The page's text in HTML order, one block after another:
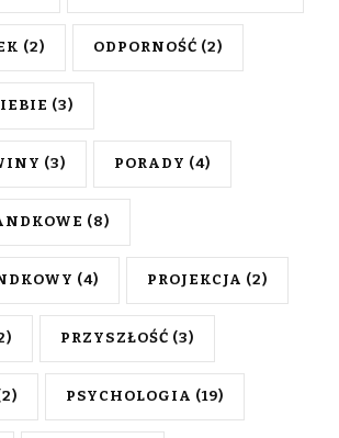
(2) ODPORNOŚĆ (2)
(3)
(3) PORADY (4)
(8)
(4) PROJEKCJA (2)
PRZYSZŁOŚĆ (3)
PSYCHOLOGIA (19)